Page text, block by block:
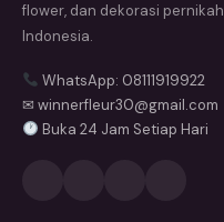
flower, dan dekorasi
Indonesia.
WhatsApp: 08111919922
✉ winnerfleur30@gmail.com
Buka 24 Jam Setiap Hari